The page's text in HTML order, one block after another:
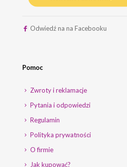
Odwiedź na na Facebooku
Pomoc
Zwroty i reklamacje
Pytania i odpowiedzi
Regulamin
Polityka prywatności
O firmie
Jak kupować?